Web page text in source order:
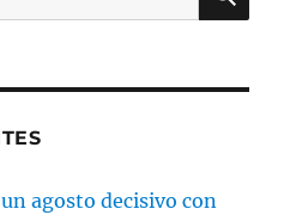
agosto decisivo con